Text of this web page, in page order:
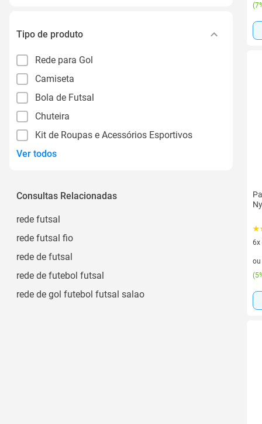
Tipo de produto
Rede para Gol
Camiseta
Bola de Futsal
Chuteira
Kit de Roupas e Acessórios Esportivos
Ver todos
Consultas Relacionadas
rede futsal
rede futsal fio
rede de futsal
rede de futebol futsal
rede de gol futebol futsal salao
(
6x
6
ou
(